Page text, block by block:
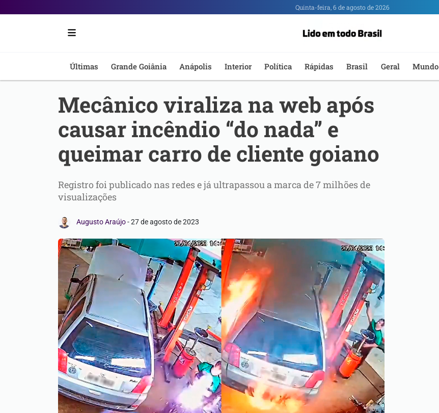
Portal
Notícias
Anápolis
Quinta-feira, 6 de agosto de 2026
Últimas Grande Goiânia Anápolis Interior Política Rápidas Brasil Geral Mundo
Mecânico viraliza na web após
causar incêndio “do nada” e
queimar carro de cliente goiano
Registro foi publicado nas redes e já ultrapassou a marca de 7 milhões de
visualizações
Augusto Araújo-27 de agosto de 2023